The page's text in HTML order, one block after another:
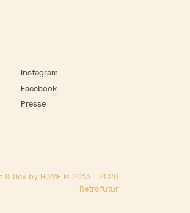
Instagram
Facebook
Presse
& Dev by HOMF © 2013 - 2026
Retrofutur